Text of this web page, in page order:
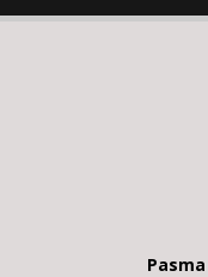
Pasma